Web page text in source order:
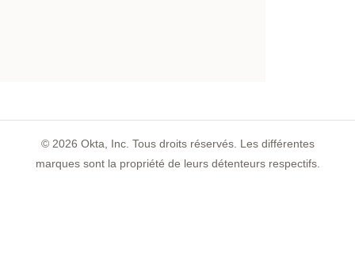
© 2026 Okta, Inc. Tous droits réservés. Les différentes
marques sont la propriété de leurs détenteurs respectifs.